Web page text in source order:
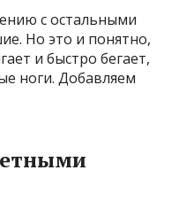
с остальными
Но это и понятно,
и быстро бегает,
ноги. Добавляем